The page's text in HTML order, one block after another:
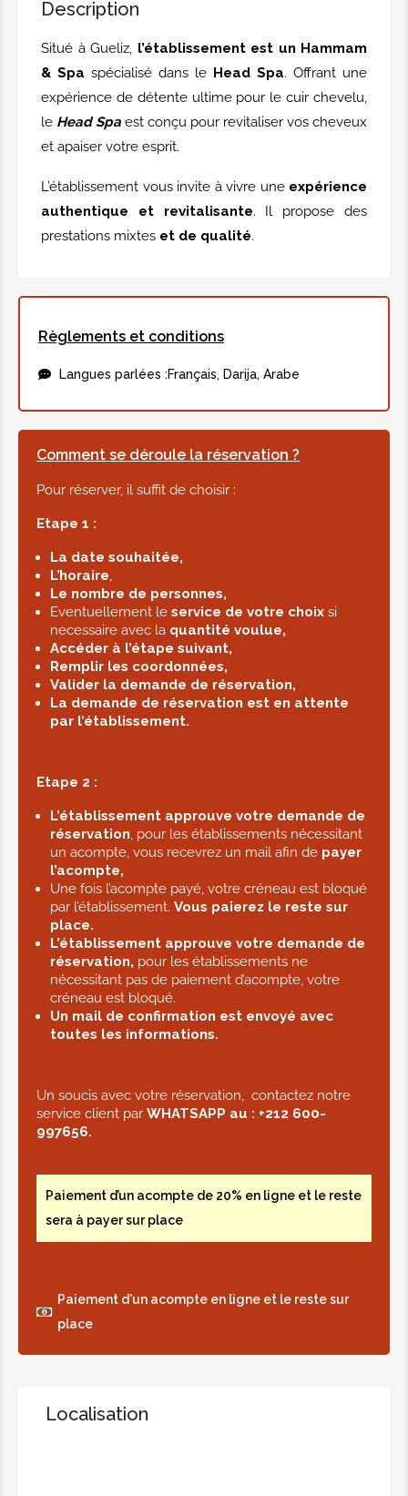
TARIFS SOINS VISAGES
Booster skin éclat immédiat
Nettoyage, Peeling, Modelage éclat,
Masque Jawerly
glob, Masque jewerly, Modelage
50,00€
One million
Nettoyage sous vapeur, Gommage
CHEVEUX
Brushing wavy
Description
Situé à Gueliz, l’établissement est un Hammam
& Spa spécialisé dans le Head Spa. Offrant une
expérience de détente ultime pour le cuir chevelu,
le Head Spa est conçu pour revitaliser vos cheveux
et apaiser votre esprit.
L’établissement vous invite à vivre une expérience
authentique et revitalisante. Il propose des
prestations mixtes et de qualité.
Règlements et conditions
Langues parlées :Français, Darija, Arabe
Comment se déroule la réservation ?
Pour réserver, il suffit de choisir :
Etape 1 :
La date souhaitée,
L’horaire,
Le nombre de personnes,
Eventuellement le service de votre choix si
necessaire avec la quantité voulue,
Accéder à l’étape suivant,
Remplir les coordonnées,
Valider la demande de réservation,
La demande de réservation est en attente
par l’établissement.
Etape 2 :
L’établissement approuve votre demande de
réservation, pour les établissements nécessitant
un acompte, vous recevrez un mail afin de payer
l’acompte,
Une fois l’acompte payé, votre créneau est bloqué
par l’établissement. Vous paierez le reste sur
place.
L’établissement approuve votre demande de
réservation, pour les établissements ne
nécessitant pas de paiement d’acompte, votre
créneau est bloqué.
Un mail de confirmation est envoyé avec
toutes les informations.
Un soucis avec votre réservation, contactez notre
service client par WHATSAPP au : +212 600-
997656.
Paiement d’un acompte de 20% en ligne et le reste
sera à payer sur place
Paiement d'un acompte en ligne et le reste sur
place
Localisation